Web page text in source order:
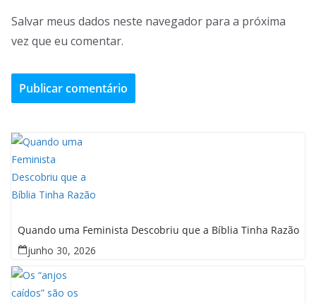
Salvar meus dados neste navegador para a próxima
vez que eu comentar.
Quando uma Feminista Descobriu que a Bíblia Tinha Razão
junho 30, 2026